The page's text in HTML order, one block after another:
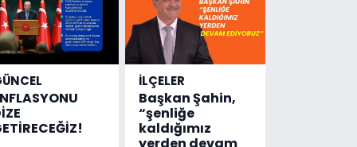
sayısı!
İLÇELER
Başkan Şahin,
“şenliğe
kaldığımız